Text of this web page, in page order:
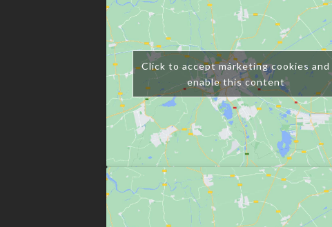
Click to accept márketing cookies and
enable this content